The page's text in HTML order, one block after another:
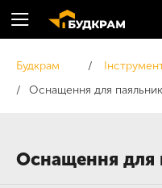
Оснащення для
Будкрам
Оснащення для